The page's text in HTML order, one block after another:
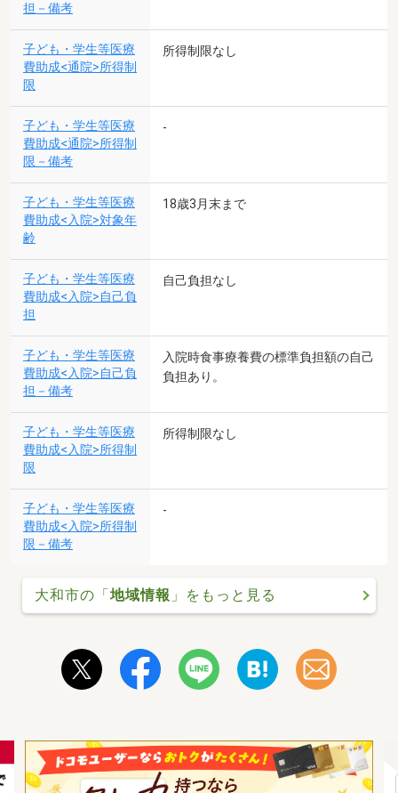
担－備考
子ども・学生等医療
費助成<通院>所得制
限
所得制限なし
子ども・学生等医療
費助成<通院>所得制
限－備考
-
子ども・学生等医療
費助成<入院>対象年
齢
18歳3月末まで
子ども・学生等医療
費助成<入院>自己負
担
自己負担なし
子ども・学生等医療
費助成<入院>自己負
担－備考
入院時食事療養費の標準負担額の自己
負担あり。
子ども・学生等医療
費助成<入院>所得制
限
所得制限なし
子ども・学生等医療
費助成<入院>所得制
限－備考
-
大和市の「地域情報 」をもっと見る